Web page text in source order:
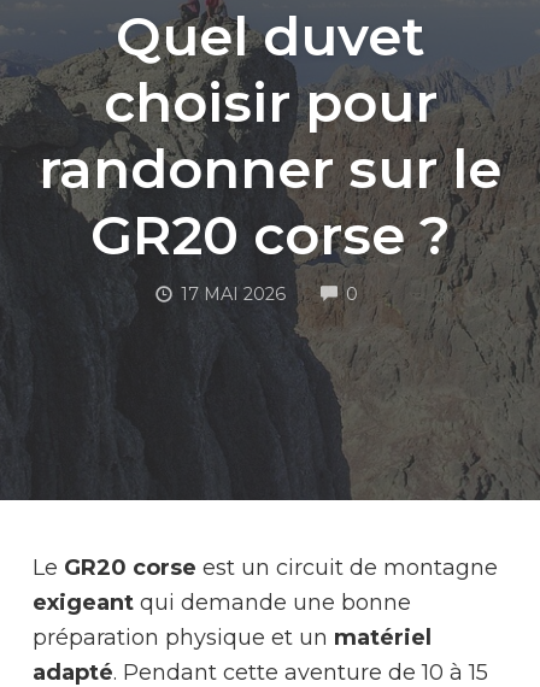
Quel duvet
choisir pour
randonner sur le
GR20 corse ?
17 MAI 2026 0 COMMENTS
Le GR20 corse est un circuit de montagne
exigeant qui demande une bonne
préparation physique et un matériel
adapté. Pendant cette aventure de 10 à 15